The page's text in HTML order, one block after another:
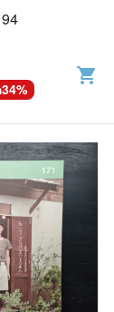
34%
shopping_cart
งสั้น
นบ้าน